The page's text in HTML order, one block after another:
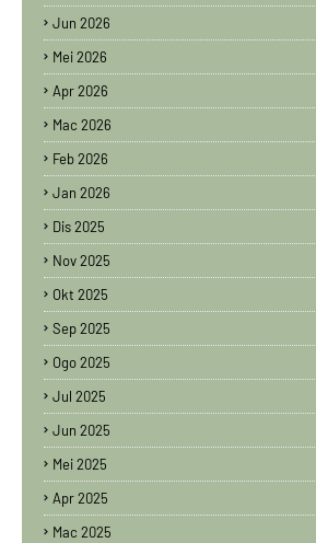
Jun 2026
Mei 2026
Apr 2026
Mac 2026
Feb 2026
Jan 2026
Dis 2025
Nov 2025
Okt 2025
Sep 2025
Ogo 2025
Jul 2025
Jun 2025
Mei 2025
Apr 2025
Mac 2025